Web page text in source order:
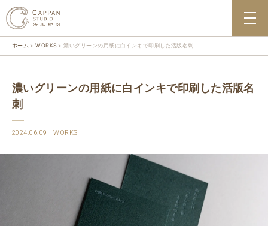
ホーム WORKS 濃いグリーンの用紙に白インキで印刷した活版名刺
濃いグリーンの用紙に白インキで印刷した活版名
刺
2024.06.09 WORKS